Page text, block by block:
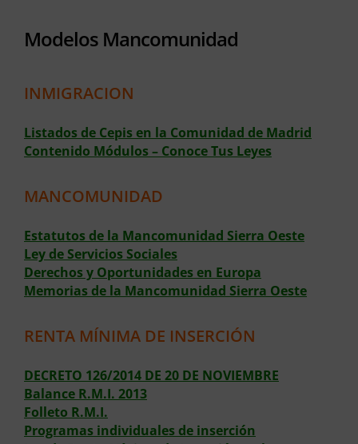
Modelos Mancomunidad
INMIGRACION
Listados de Cepis en la Comunidad de Madrid
Contenido Módulos – Conoce Tus Leyes
MANCOMUNIDAD
Estatutos de la Mancomunidad Sierra Oeste
Ley de Servicios Sociales
Derechos y Oportunidades en Europa
Memorias de la Mancomunidad Sierra Oeste
RENTA MÍNIMA DE INSERCIÓN
DECRETO 126/2014 DE 20 DE NOVIEMBRE
Balance R.M.I. 2013
Folleto R.M.I.
Programas individuales de inserción